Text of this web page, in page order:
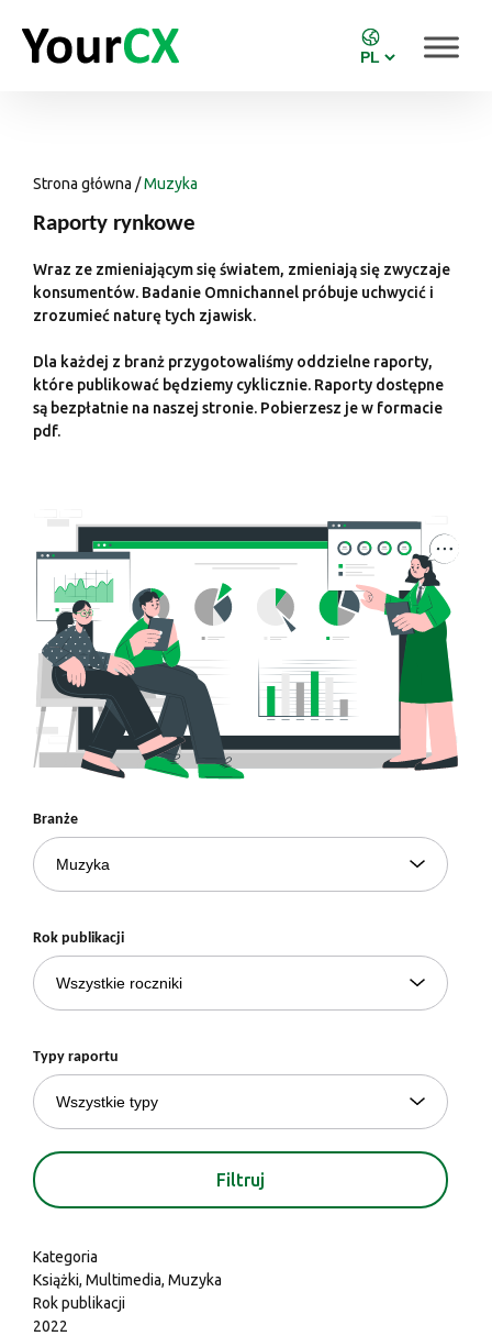
Strona główna /Muzyka
Raporty rynkowe
Wraz ze zmieniającym się światem, zmieniają się zwyczaje
konsumentów. Badanie Omnichannel próbuje uchwycić i
zrozumieć naturę tych zjawisk.
Dla każdej z branż przygotowaliśmy oddzielne raporty,
które publikować będziemy cyklicznie. Raporty dostępne
są bezpłatnie na naszej stronie. Pobierzesz je w formacie
pdf.
Branże
Rok publikacji
Typy raportu
Kategoria
Książki, Multimedia, Muzyka
Rok publikacji
2022